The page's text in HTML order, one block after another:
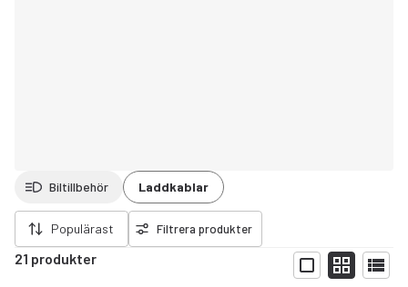
Biltillbehör Laddkablar
Populärast Filtrera produkter
21 produkter
Visa
filter